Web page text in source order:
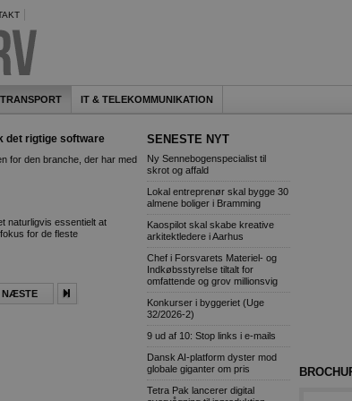
IT & TELEKOMMUNIKATION
det rigtige software
for den branche, der har med
naturligvis essentielt at
for de fleste
NÆSTE
SENESTE NYT
Ny Sennebogenspecialist til
skrot og affald
Lokal entreprenør skal bygge 30
almene boliger i Bramming
Kaospilot skal skabe kreative
arkitektledere i Aarhus
Chef i Forsvarets Materiel- og
Indkøbsstyrelse tiltalt for
omfattende og grov millionsvig
Konkurser i byggeriet (Uge
32/2026-2)
9 ud af 10: Stop links i e-mails
Dansk AI-platform dyster mod
globale giganter om pris
Tetra Pak lancerer digital